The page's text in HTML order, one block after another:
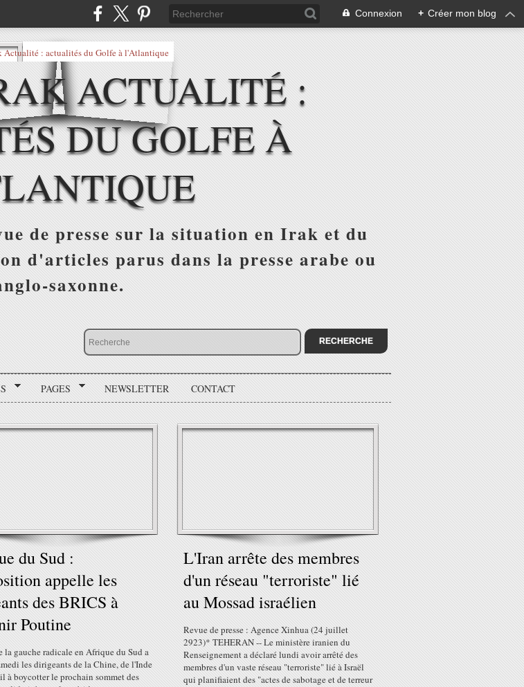
Connexion + Créer mon blog
ACTUALITÉ :
DU GOLFE À
de presse sur la situation en Irak et du
d'articles parus dans la presse arabe ou
saxonne.
PAGES NEWSLETTER CONTACT
du Sud :
appelle les
des BRICS à
Poutine
la gauche radicale en Afrique du Sud a
les dirigeants de la Chine, de l'Inde
à boycotter le prochain sommet des
L'Iran arrête des membres
d'un réseau "terroriste" lié
au Mossad israélien
Revue de presse : Agence Xinhua (24 juillet
2923)* TEHERAN -- Le ministère iranien du
Renseignement a déclaré lundi avoir arrêté des
membres d'un vaste réseau "terroriste" lié à Israël
qui planifiaient des "actes de sabotage et de terreur